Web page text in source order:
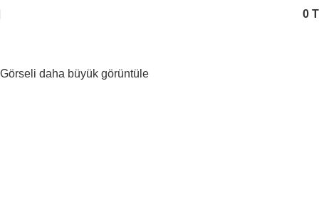
0
Görseli daha büyük görüntüle